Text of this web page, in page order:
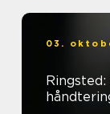
03.